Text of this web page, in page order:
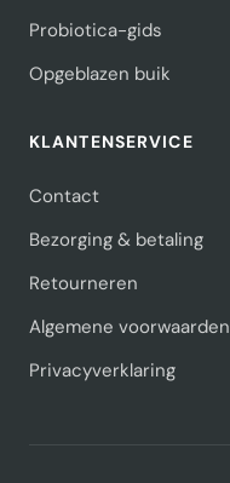
Probiotica-gids
Opgeblazen buik
KLANTENSERVICE
Contact
Bezorging & betaling
Retourneren
Algemene voorwaarden
Privacyverklaring